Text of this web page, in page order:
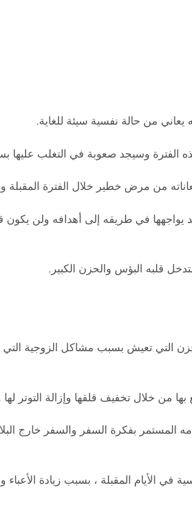
يعاني من حالة نفسية سيئة للغاية.
الفترة وسيجد صعوبة في التغلب
من مرض خطير خلال الفترة المقبلة
في طريقه إلى أهدافه ولن يكون
التي تعيش بسبب مشاكل الزوجية
خلال تخفيف قلقها وإزالة التوتر لها
المستمر بفكرة السفر والسفر خارج
المقبلة ، بسبب زيادة الأعباء